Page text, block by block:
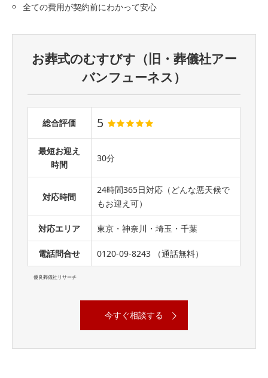
全ての費用が契約前にわかって安心
お葬式のむすびす（旧・葬儀社アー
バンフューネス）
総合評価 5
最短お迎え
時間
30分
対応時間
24時間365日対応（どんな悪天候で
もお迎え可）
対応エリア 東京・神奈川・埼玉・千葉
電話問合せ 0120-09-8243 （通話無料）
優良葬儀社リサーチ
今すぐ相談する